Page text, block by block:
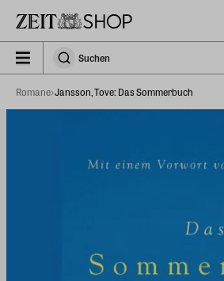
SuchenSuchen
Romane Jansson, Tove: Das Sommerbuch